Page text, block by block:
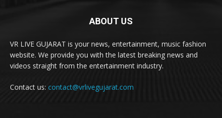
ABOUT US
VR LIVE GUJARAT is your news, entertainment, music fashion
website. We provide you with the latest breaking news and
videos straight from the entertainment industry.
Contact us: contact@vrlivegujarat.com